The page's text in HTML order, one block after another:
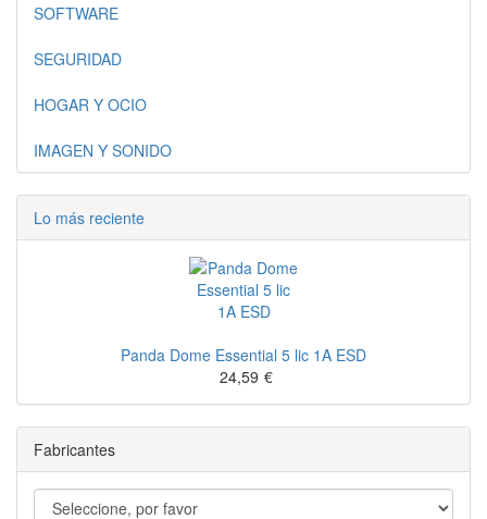
SOFTWARE
SEGURIDAD
HOGAR Y OCIO
IMAGEN Y SONIDO
Lo más reciente
Panda Dome Essential 5 lic 1A ESD
24,59 €
Fabricantes